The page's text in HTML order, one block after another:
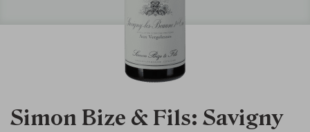
Simon Bize & Fils: Savigny